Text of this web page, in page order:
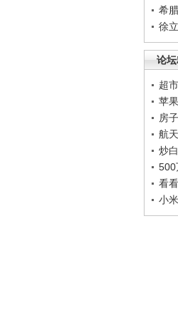
希
徐
论
超
苹
房
航
炒
500
看
小